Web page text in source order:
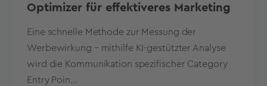
Optimizer für effektiveres Marketing
Eine schnelle Methode zur Messung der
Werbewirkung – mithilfe KI-gestützter Analyse
wird die Kommunikation spezifischer Category
Entry Poin...